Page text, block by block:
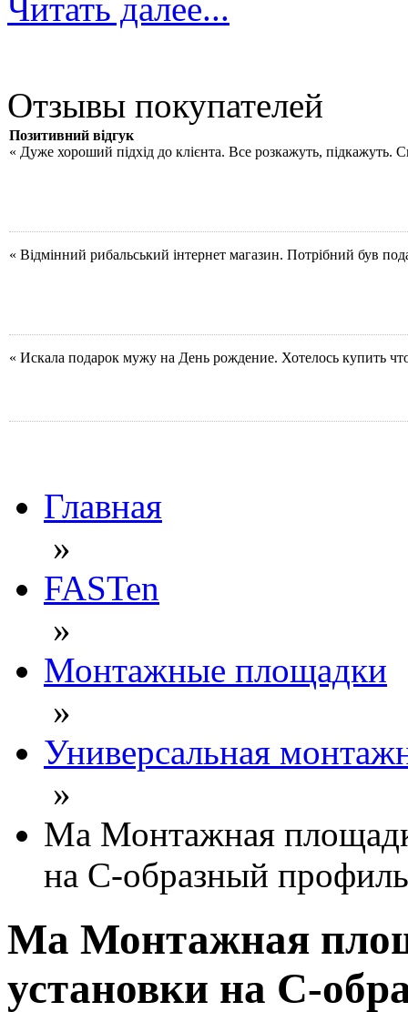
Читать далее...
Отзывы покупателей
Позитивний відгук
« Дуже хороший підхід до клієнта. Все розкажуть, підкажуть.
« Відмінний рибальський інтернет магазин. Потрібний був
« Искала подарок мужу на День рождение. Хотелось купить
Главная
»
FASTen
»
Монтажные площадки
»
Универсальная
»
Ma Монтажная
на С-образный
Ma Монтажная
установки на С-